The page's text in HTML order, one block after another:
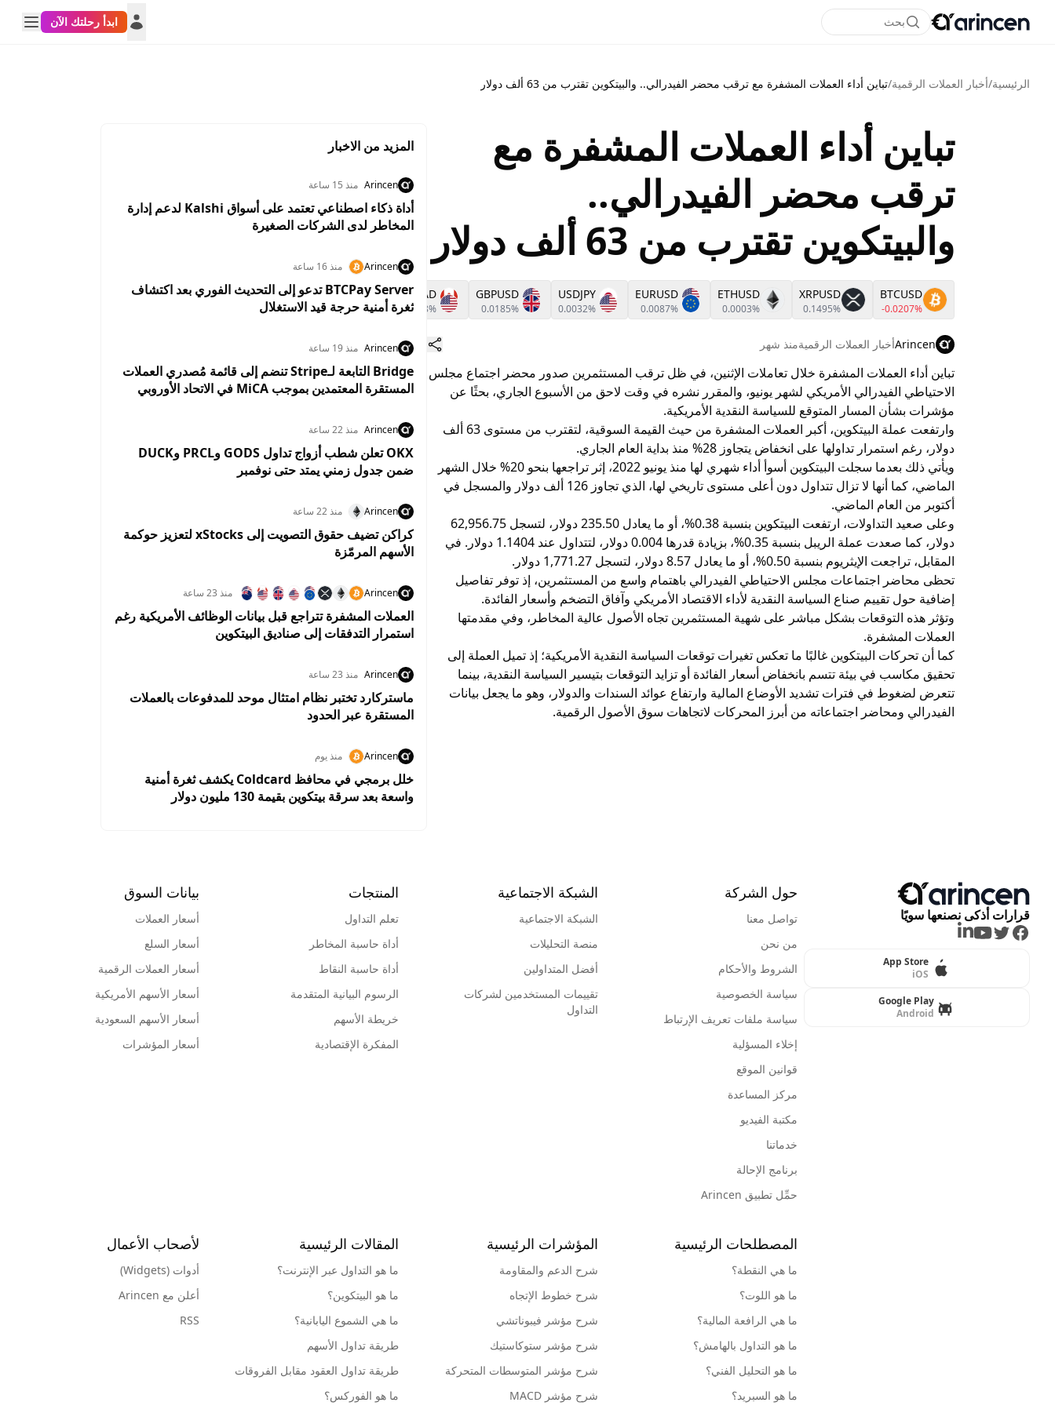
بحث ابدأ رحلتك الآن
الرئيسية/أخبار العملات الرقمية/تباين أداء العملات المشفرة مع ترقب محضر الفيدرالي.. والبيتكوين تقترب من 63 ألف دولار
تباين أداء العملات المشفرة مع
ترقب محضر الفيدرالي..
والبيتكوين تقترب من 63 ألف دولار
BTCUSD
-0.0207%
XRPUSD
0.1495%
ETHUSD
0.0003%
EURUSD
0.0087%
USDJPY
0.0032%
GBPUSD
0.0185%
USDCAD
0.0108%
NZDUSD
0.0085%
USDCHF
0.0184%
AUDUSD
Arincenأخبار العملات الرقميةمنذ شهر
تباين أداء العملات المشفرة خلال تعاملات الإثنين، في ظل ترقب المستثمرين صدور محضر اجتماع مجلس
الاحتياطي الفيدرالي الأمريكي لشهر يونيو، والمقرر نشره في وقت لاحق من الأسبوع الجاري، بحثًا عن
مؤشرات بشأن المسار المتوقع للسياسة النقدية الأمريكية.
وارتفعت عملة البيتكوين، أكبر العملات المشفرة من حيث القيمة السوقية، لتقترب من مستوى 63 ألف
دولار، رغم استمرار تداولها على انخفاض يتجاوز 28% منذ بداية العام الجاري.
ويأتي ذلك بعدما سجلت البيتكوين أسوأ أداء شهري لها منذ يونيو 2022، إثر تراجعها بنحو 20% خلال الشهر
الماضي، كما أنها لا تزال تتداول دون أعلى مستوى تاريخي لها، الذي تجاوز 126 ألف دولار والمسجل في
أكتوبر من العام الماضي.
وعلى صعيد التداولات، ارتفعت البيتكوين بنسبة 0.38%، أو ما يعادل 235.50 دولار، لتسجل 62,956.75
دولار، كما صعدت عملة الريبل بنسبة 0.35%، بزيادة قدرها 0.004 دولار، لتتداول عند 1.1404 دولار. في
المقابل، تراجعت الإيثريوم بنسبة 0.50%، أو ما يعادل 8.57 دولار، لتسجل 1,771.27 دولار.
تحظى محاضر اجتماعات مجلس الاحتياطي الفيدرالي باهتمام واسع من المستثمرين، إذ توفر تفاصيل
إضافية حول تقييم صناع السياسة النقدية لأداء الاقتصاد الأمريكي وآفاق التضخم وأسعار الفائدة.
وتؤثر هذه التوقعات بشكل مباشر على شهية المستثمرين تجاه الأصول عالية المخاطر، وفي مقدمتها
العملات المشفرة.
كما أن تحركات البيتكوين غالبًا ما تعكس تغيرات توقعات السياسة النقدية الأمريكية؛ إذ تميل العملة إلى
تحقيق مكاسب في بيئة تتسم بانخفاض أسعار الفائدة أو تزايد التوقعات بتيسير السياسة النقدية، بينما
تتعرض لضغوط في فترات تشديد الأوضاع المالية وارتفاع عوائد السندات والدولار، وهو ما يجعل بيانات
الفيدرالي ومحاضر اجتماعاته من أبرز المحركات لاتجاهات سوق الأصول الرقمية.
المزيد من الاخبار
Arincen منذ 15 ساعة
أداة ذكاء اصطناعي تعتمد على أسواق Kalshi لدعم إدارة
المخاطر لدى الشركات الصغيرة
Arincen منذ 16 ساعة
BTCPay Server تدعو إلى التحديث الفوري بعد اكتشاف
ثغرة أمنية حرجة قيد الاستغلال
Arincen منذ 19 ساعة
Bridge التابعة لـStripe تنضم إلى قائمة مُصدري العملات
المستقرة المعتمدين بموجب MiCA في الاتحاد الأوروبي
Arincen منذ 22 ساعة
OKX تعلن شطب أزواج تداول GODS وPRCL وDUCK
ضمن جدول زمني يمتد حتى نوفمبر
Arincen منذ 22 ساعة
كراكن تضيف حقوق التصويت إلى xStocks لتعزيز حوكمة
الأسهم المرمّزة
Arincen منذ 23 ساعة
العملات المشفرة تتراجع قبل بيانات الوظائف الأمريكية رغم
استمرار التدفقات إلى صناديق البيتكوين
Arincen منذ 23 ساعة
ماستركارد تختبر نظام امتثال موحد للمدفوعات بالعملات
المستقرة عبر الحدود
Arincen منذ يوم
خلل برمجي في محافظ Coldcard يكشف ثغرة أمنية
واسعة بعد سرقة بيتكوين بقيمة 130 مليون دولار
قرارات أذكى نصنعها سويًا
Facebook
Twitter
Youtube
LinkedIn
App Store
iOS
Google Play
Android
حول الشركة
تواصل معنا
من نحن
الشروط والأحكام
سياسة الخصوصية
سياسة ملفات تعريف الإرتباط
إخلاء المسؤلية
قوانين الموقع
مركز المساعدة
مكتبة الفيديو
خدماتنا
برنامج الإحالة
حمِّل تطبيق Arincen
الشبكة الاجتماعية
الشبكة الاجتماعية
منصة التحليلات
أفضل المتداولين
تقييمات المستخدمين لشركات
التداول
المنتجات
تعلم التداول
أداة حاسبة المخاطر
أداة حاسبة النقاط
الرسوم البيانية المتقدمة
خريطة الأسهم
المفكرة الإقتصادية
بيانات السوق
أسعار العملات
أسعار السلع
أسعار العملات الرقمية
أسعار الأسهم الأمريكية
أسعار الأسهم السعودية
أسعار المؤشرات
المصطلحات الرئيسية
ما هي النقطة؟
ما هو اللوت؟
ما هي الرافعة المالية؟
ما هو التداول بالهامش؟
ما هو التحليل الفني؟
ما هو السبريد؟
المؤشرات الرئيسية
شرح الدعم والمقاومة
شرح خطوط الإتجاه
شرح مؤشر فيبوناتشي
شرح مؤشر ستوكاستيك
شرح مؤشر المتوسطات المتحركة
شرح مؤشر MACD
المقالات الرئيسية
ما هو التداول عبر الإنترنت؟
ما هو البيتكوين؟
ما هي الشموع اليابانية؟
طريقة تداول الأسهم
طريقة تداول العقود مقابل الفروقات
ما هو الفوركس؟
لأصحاب الأعمال
أدوات (Widgets)
أعلن مع Arincen
RSS